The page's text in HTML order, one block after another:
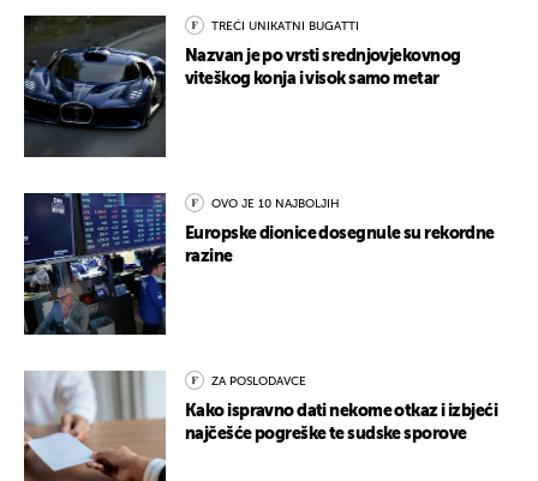
TREĆI UNIKATNI BUGATTI
Nazvan je po vrsti srednjovjekovnog
viteškog konja i visok samo metar
OVO JE 10 NAJBOLJIH
Europske dionice dosegnule su rekordne
razine
ZA POSLODAVCE
Kako ispravno dati nekome otkaz i izbjeći
najčešće pogreške te sudske sporove